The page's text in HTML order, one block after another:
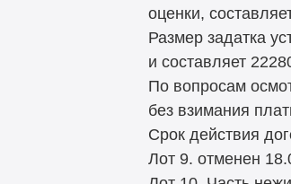
оценки,
Размер задатка
и составляет
По вопросам
без взимания
Срок действия
Лот 9. отменен